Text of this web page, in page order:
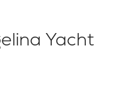
Yacht